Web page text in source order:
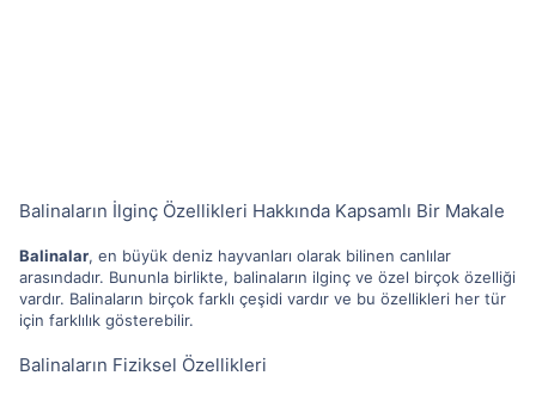
Balinaların İlginç Özellikleri Hakkında Kapsamlı Bir Makale
Balinalar, en büyük deniz hayvanları olarak bilinen canlılar
arasındadır. Bununla birlikte, balinaların ilginç ve özel birçok özelliği
vardır. Balinaların birçok farklı çeşidi vardır ve bu özellikleri her tür
için farklılık gösterebilir.
Balinaların Fiziksel Özellikleri